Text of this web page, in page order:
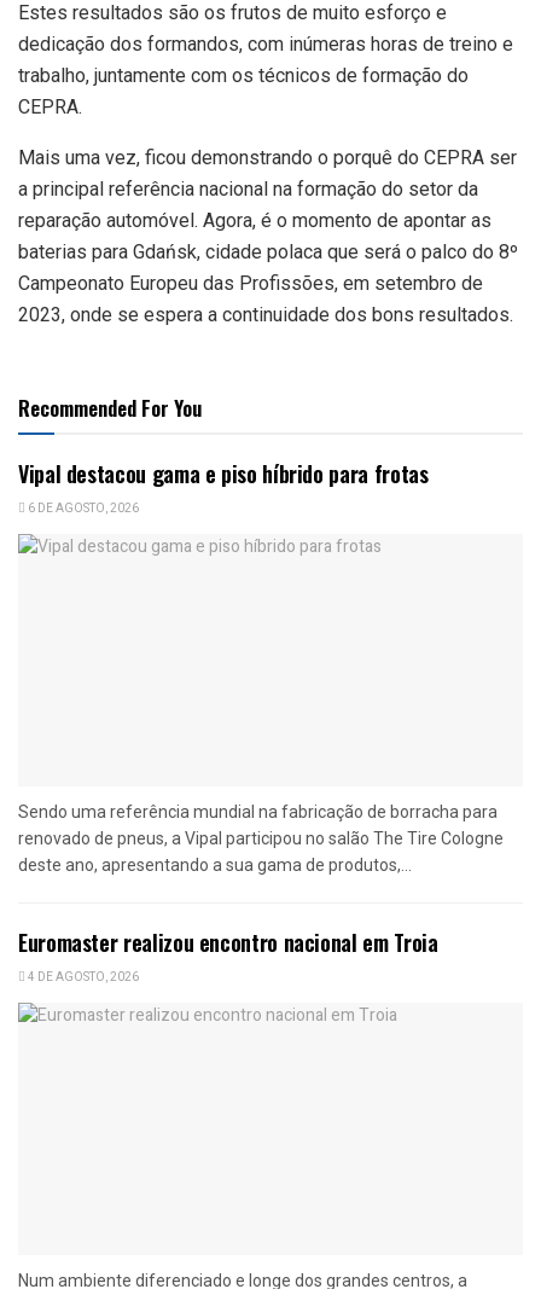
Estes resultados são os frutos de muito esforço e
dedicação dos formandos, com inúmeras horas de treino e
trabalho, juntamente com os técnicos de formação do
CEPRA.
Mais uma vez, ficou demonstrando o porquê do CEPRA ser
a principal referência nacional na formação do setor da
reparação automóvel. Agora, é o momento de apontar as
baterias para Gdańsk, cidade polaca que será o palco do 8º
Campeonato Europeu das Profissões, em setembro de
2023, onde se espera a continuidade dos bons resultados.
Recommended For You
Vipal destacou gama e piso híbrido para frotas
6 DE AGOSTO, 2026
Sendo uma referência mundial na fabricação de borracha para
renovado de pneus, a Vipal participou no salão The Tire Cologne
deste ano, apresentando a sua gama de produtos,...
Euromaster realizou encontro nacional em Troia
4 DE AGOSTO, 2026
Num ambiente diferenciado e longe dos grandes centros, a